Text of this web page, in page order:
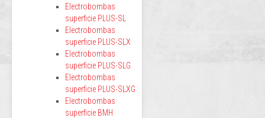
Electrobombas
superficie PLUS-SL
Electrobombas
superficie PLUS-SLX
Electrobombas
superficie PLUS-SLG
Electrobombas
superficie PLUS-SLXG
Electrobombas
superficie BMH